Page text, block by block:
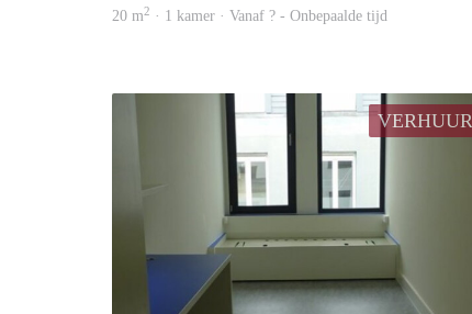
20 m2 · 1 kamer · Vanaf ? - Onbepaalde tijd